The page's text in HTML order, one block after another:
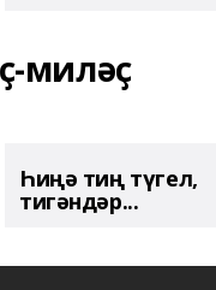
миләҫ
Һиңә тиң түгел,
тигәндәр...